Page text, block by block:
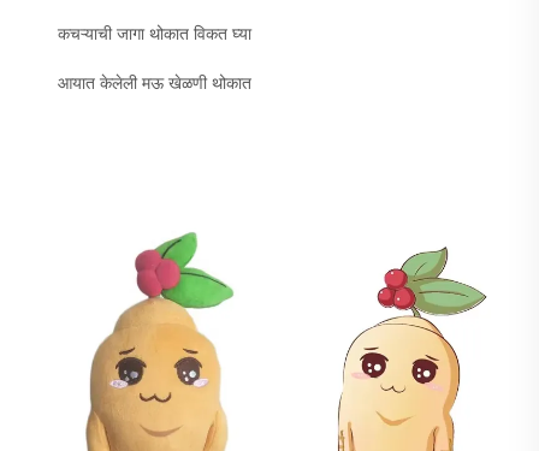
कचऱ्याची जागा थोकात विकत घ्या
आयात केलेली मऊ खेळणी थोकात